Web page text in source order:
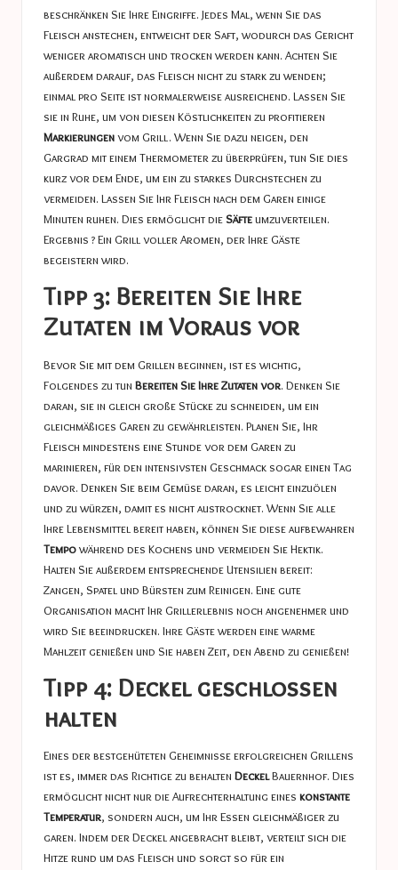
beschränken Sie Ihre Eingriffe. Jedes Mal, wenn Sie das
Fleisch anstechen, entweicht der Saft, wodurch das Gericht
weniger aromatisch und trocken werden kann. Achten Sie
außerdem darauf, das Fleisch nicht zu stark zu wenden;
einmal pro Seite ist normalerweise ausreichend. Lassen Sie
sie in Ruhe, um von diesen Köstlichkeiten zu profitieren
Markierungenvom Grill. Wenn Sie dazu neigen, den
Gargrad mit einem Thermometer zu überprüfen, tun Sie dies
kurz vor dem Ende, um ein zu starkes Durchstechen zu
vermeiden. Lassen Sie Ihr Fleisch nach dem Garen einige
Minuten ruhen. Dies ermöglicht die Säfteumzuverteilen.
Ergebnis ? Ein Grill voller Aromen, der Ihre Gäste
begeistern wird.
Tipp 3: Bereiten Sie Ihre
Zutaten im Voraus vor
Bevor Sie mit dem Grillen beginnen, ist es wichtig,
Folgendes zu tun Bereiten Sie Ihre Zutaten vor. Denken Sie
daran, sie in gleich große Stücke zu schneiden, um ein
gleichmäßiges Garen zu gewährleisten. Planen Sie, Ihr
Fleisch mindestens eine Stunde vor dem Garen zu
marinieren, für den intensivsten Geschmack sogar einen Tag
davor. Denken Sie beim Gemüse daran, es leicht einzuölen
und zu würzen, damit es nicht austrocknet. Wenn Sie alle
Ihre Lebensmittel bereit haben, können Sie diese aufbewahren
Tempowährend des Kochens und vermeiden Sie Hektik.
Halten Sie außerdem entsprechende Utensilien bereit:
Zangen, Spatel und Bürsten zum Reinigen. Eine gute
Organisation macht Ihr Grillerlebnis noch angenehmer und
wird Sie beeindrucken. Ihre Gäste werden eine warme
Mahlzeit genießen und Sie haben Zeit, den Abend zu genießen!
Tipp 4: Deckel geschlossen
halten
Eines der bestgehüteten Geheimnisse erfolgreichen Grillens
ist es, immer das Richtige zu behalten DeckelBauernhof. Dies
ermöglicht nicht nur die Aufrechterhaltung eines konstante
Temperatur, sondern auch, um Ihr Essen gleichmäßiger zu
garen. Indem der Deckel angebracht bleibt, verteilt sich die
Hitze rund um das Fleisch und sorgt so für ein